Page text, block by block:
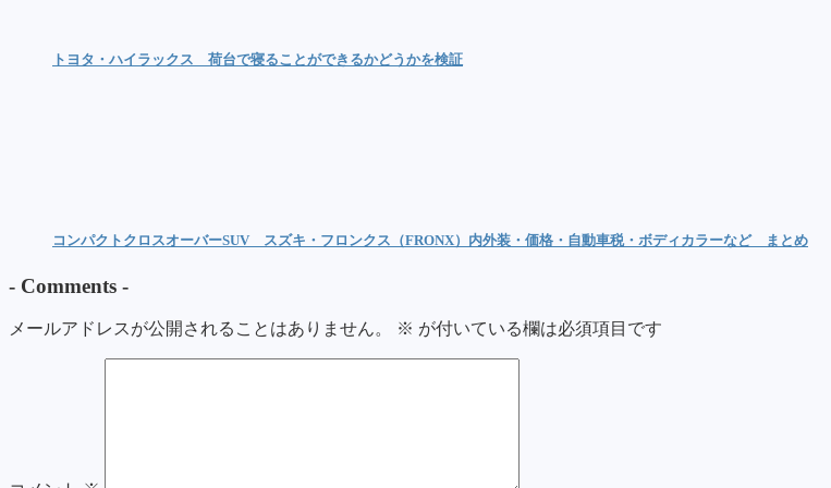
トヨタ・ハイラックス 荷台で寝ることができるかどうかを検証
コンパクトクロスオーバーSUV スズキ・フロンクス（FRONX）内外装・価格・自動車税・ボディカラーなど まとめ
- Comments -
メールアドレスが公開されることはありません。 ※ が付いている欄は必須項目です